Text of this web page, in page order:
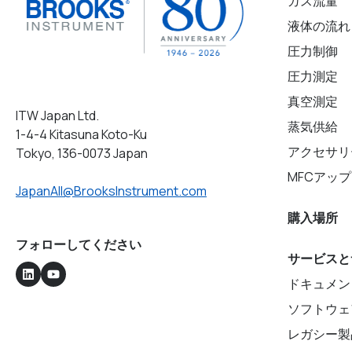
ITW Japan Ltd.
1-4-4 Kitasuna Koto-Ku
Tokyo, 136-0073 Japan
JapanAll@BrooksInstrument.com
フォローしてください
液体の流れ
圧力制御
圧力測定
真空測定
蒸気供給
アクセサ
MFCアッ
購入場所
サービス
ドキュメ
ソフトウ
レガシー